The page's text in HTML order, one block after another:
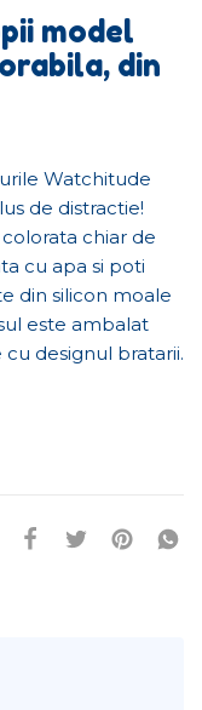
model
din
Watchitude
de distractie!
chiar de
cu apa si poti
din silicon moale
este ambalat
designul bratarii.